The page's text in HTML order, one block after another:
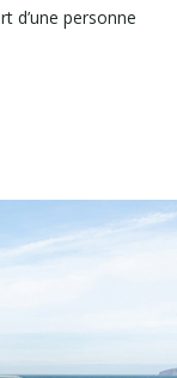
d’une personne